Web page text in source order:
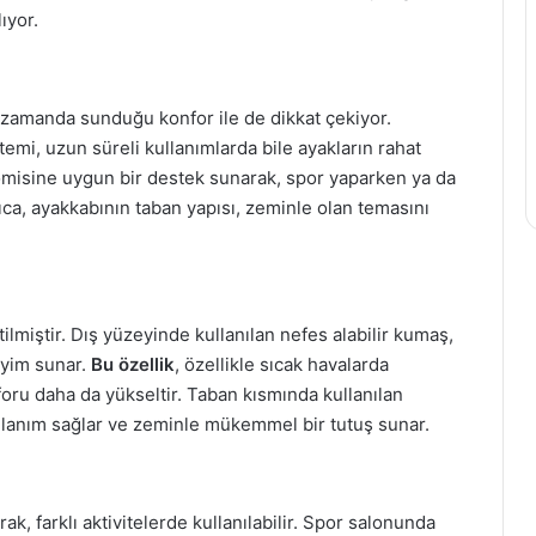
sunduğu konfor ile de dikkat çekiyor.
uzun süreli kullanımlarda bile ayakların rahat
uygun bir destek sunarak, spor yaparken ya da
ayakkabının taban yapısı, zeminle olan temasını
Dış yüzeyinde kullanılan nefes alabilir kumaş,
sunar. Bu özellik, özellikle sıcak havalarda
daha da yükseltir. Taban kısmında kullanılan
sağlar ve zeminle mükemmel bir tutuş sunar.
farklı aktivitelerde kullanılabilir. Spor salonunda